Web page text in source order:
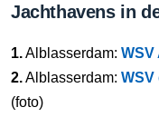
Jachthavens in
1.Alblasserdam: WSV
2.Alblasserdam:
(foto)